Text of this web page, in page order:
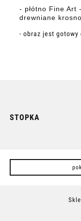
- płótno Fine Art
drewniane krosno
- obraz jest gotowy
STOPKA